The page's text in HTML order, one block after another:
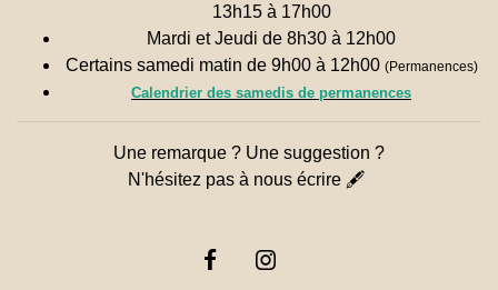
13h15 à 17h00
Mardi et Jeudi de 8h30 à 12h00
Certains samedi matin de 9h00 à 12h00 (Permanences)
Calendrier des samedis de permanences
Une remarque ? Une suggestion ?
N'hésitez pas à nous écrire 🖋